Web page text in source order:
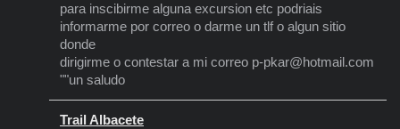
para inscibirme alguna excursion etc podriais
informarme por correo o darme un tlf o algun sitio
donde
dirigirme o contestar a mi correo p-pkar@hotmail.com
""un saludo
Trail Albacete